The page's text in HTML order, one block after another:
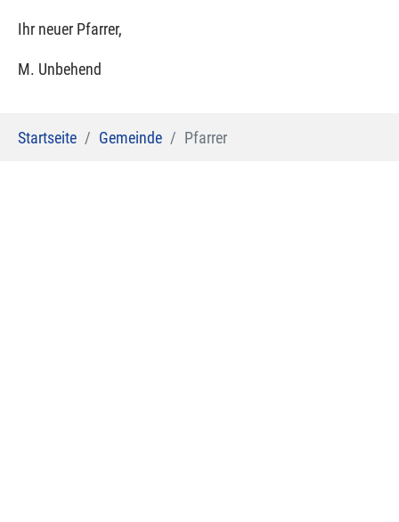
Ihr neuer Pfarrer,
M. Unbehend
Startseite Gemeinde Pfarrer